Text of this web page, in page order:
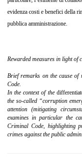
evidenza costi e benefici della
pubblica amministrazione.
Rewarded measures in light of
Brief remarks on the cause of
Code.
In the context of the
the so-called “corruption
attention (mitigating
examines in particular the
Criminal Code, highlighting
crimes against the public